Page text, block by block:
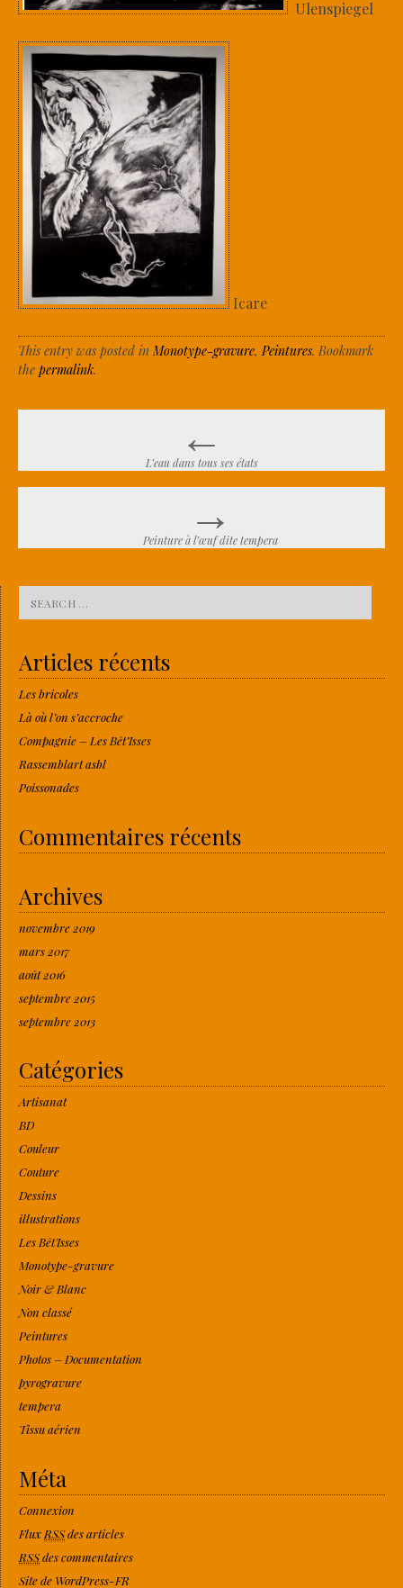
Ulenspiegel
Icare
This entry was posted inMonotype-gravure,Peintures. Bookmark
the permalink.
←
L’eau dans tous ses états
→
Peinture à l’œuf dite tempera
Search for:
Articles récents
Les bricoles
Là où l’on s’accroche
Compagnie – Les Bêt’Isses
Rassemblart asbl
Poissonades
Commentaires récents
Archives
novembre 2019
mars 2017
août 2016
septembre 2015
septembre 2013
Catégories
Artisanat
BD
Couleur
Couture
Dessins
illustrations
Les Bêt'Isses
Monotype-gravure
Noir & Blanc
Non classé
Peintures
Photos – Documentation
pyrogravure
tempera
Tissu aérien
Méta
Connexion
Flux RSSdes articles
RSSdes commentaires
Site de WordPress-FR